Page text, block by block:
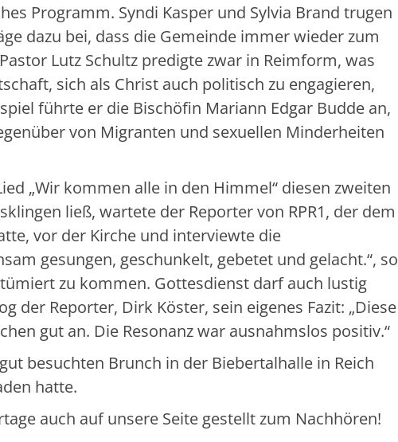
Programm. Syndi Kasper und Sylvia Brand trugen
dazu bei, dass die Gemeinde immer wieder zum
Lutz Schultz predigte zwar in Reimform, was
sich als Christ auch politisch zu engagieren,
führte er die Bischöfin Mariann Edgar Budde an,
von Migranten und sexuellen Minderheiten
„Wir kommen alle in den Himmel“ diesen zweiten
ließ, wartete der Reporter von RPR1, der dem
vor der Kirche und interviewte die
gesungen, geschunkelt, gebetet und gelacht.“, so
zu kommen. Gottesdienst darf auch lustig
der Reporter, Dirk Köster, sein eigenes Fazit: „Diese
gut an. Die Resonanz war ausnahmslos positiv.“
besuchten Brunch in der Biebertalhalle in Reich
hatte.
auch auf unsere Seite gestellt zum Nachhören!